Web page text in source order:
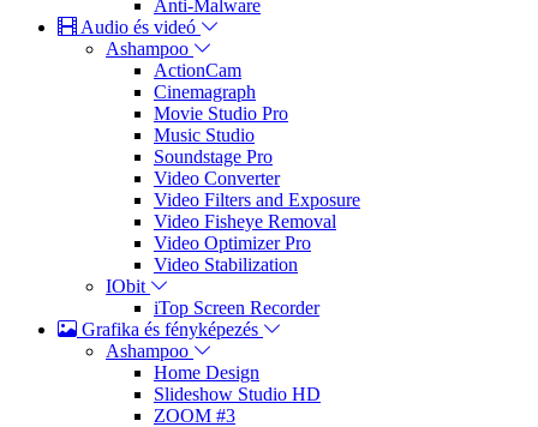
Anti-Malware
Audio és videó
Ashampoo
ActionCam
Cinemagraph
Movie Studio Pro
Music Studio
Soundstage Pro
Video Converter
Video Filters and Exposure
Video Fisheye Removal
Video Optimizer Pro
Video Stabilization
IObit
iTop Screen Recorder
Grafika és fényképezés
Ashampoo
Home Design
Slideshow Studio HD
ZOOM #3